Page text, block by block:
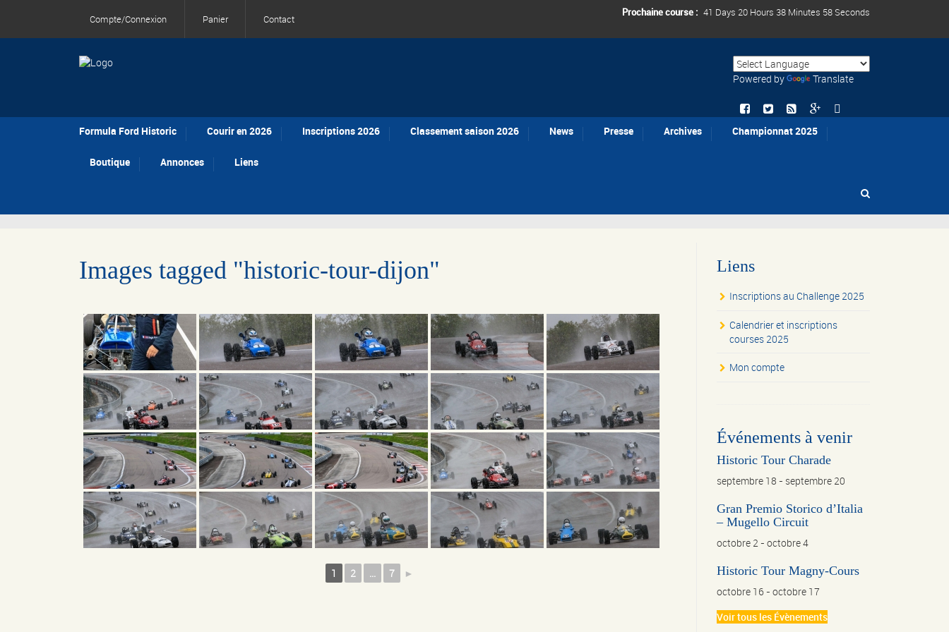
Compte/Connexion Panier Contact
Prochaine course : 41 Days 20 Hours 38 Minutes 58 Seconds
Powered by Translate
Formula Ford Historic Courir en 2026 Inscriptions 2026 Classement saison 2026 News Presse Archives Championnat 2025
Boutique Annonces Liens
Images tagged "historic-tour-dijon"
1 2 ... 7 ►
Liens
Inscriptions au Challenge 2025
Calendrier et inscriptions
courses 2025
Mon compte
Événements à venir
Historic Tour Charade
septembre 18 - septembre 20
Gran Premio Storico d’Italia
– Mugello Circuit
octobre 2 - octobre 4
Historic Tour Magny-Cours
octobre 16- octobre 17
Voir tous les Évènements